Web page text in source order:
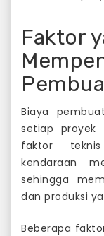
Faktor
Biaya
setiap proyek
faktor
kendaraan
sehingga
dan produksi
Beberapa